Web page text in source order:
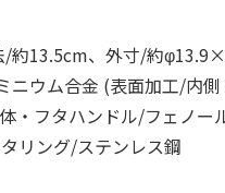
/約13.5cm、外寸/約
ウム合金 (表面加工/内側
・フタハンドル/フェノー
リング/ステンレス鋼